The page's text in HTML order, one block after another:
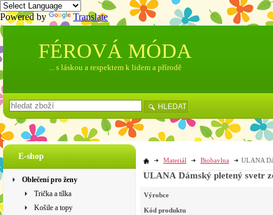
Powered by Translate
E-shop
Oblečení pro ženy
Trička a tílka
Košile a topy
Materiál Biobavlna ULANA
Výrobce
Kód produktu
FÉROVÁ MÓDA
... s láskou a respektem k lidem a přírodě
HLEDAT